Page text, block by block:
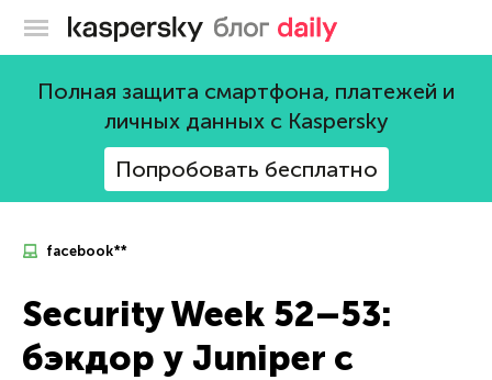
Блог Касперского
Полная защита смартфона, платежей и
личных данных с Kaspersky
Попробовать бесплатно
facebook**
Security Week 52–53:
бэкдор у Juniper с